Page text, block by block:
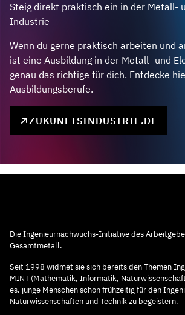
Steig direkt praktisch ein in der Metall-
Industrie
Wenn du gerne praktisch arbeiten und
ist eine Ausbildung in der Metall- und
genau das richtige für dich. Entdecke
Ausbildungsberufe.
ZUKUNFTSINDUSTRIE.DE
Die Ingenieurnachwuchs-Initiative des
Gesamtmetall.
Seit 1998 widmet sie sich bereits den Themen
MINT (Mathematik, Informatik,
es, junge Menschen schon frühzeitig für den
Naturwissenschaften und Technik zu begeistern.